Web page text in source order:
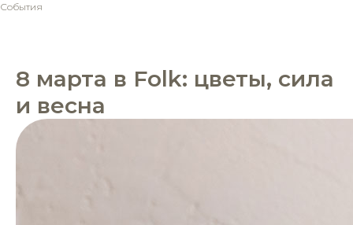
События
8 марта в Folk: цветы, сила
и весна